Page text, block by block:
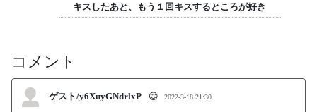
キスしたあと、もう１回キスするところが好き
コメント
ゲスト/y6XuyGNdrlxP 😊 2022-3-18 21:30